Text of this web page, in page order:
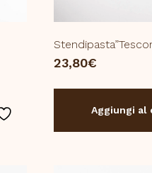
23,80€
Aggiungi al